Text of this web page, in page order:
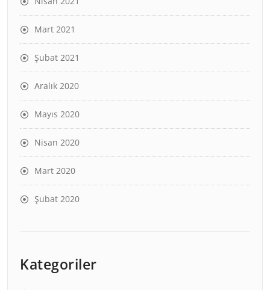
Mart 2021
Şubat 2021
Aralık 2020
Mayıs 2020
Nisan 2020
Mart 2020
Şubat 2020
Kategoriler